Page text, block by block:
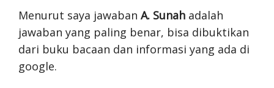
Menurut saya jawaban A. Sunah adalah
jawaban yang paling benar, bisa dibuktikan
dari buku bacaan dan informasi yang ada di
google.